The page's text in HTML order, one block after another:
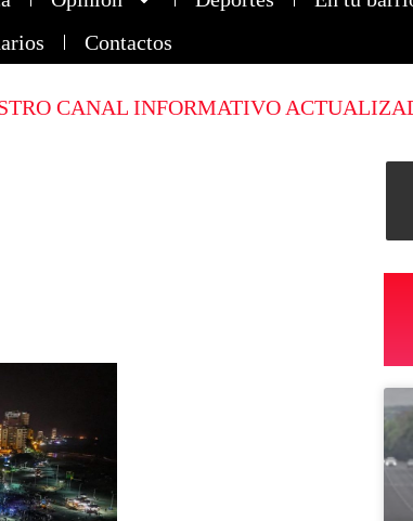
Contactos
CANAL INFORMATIVO